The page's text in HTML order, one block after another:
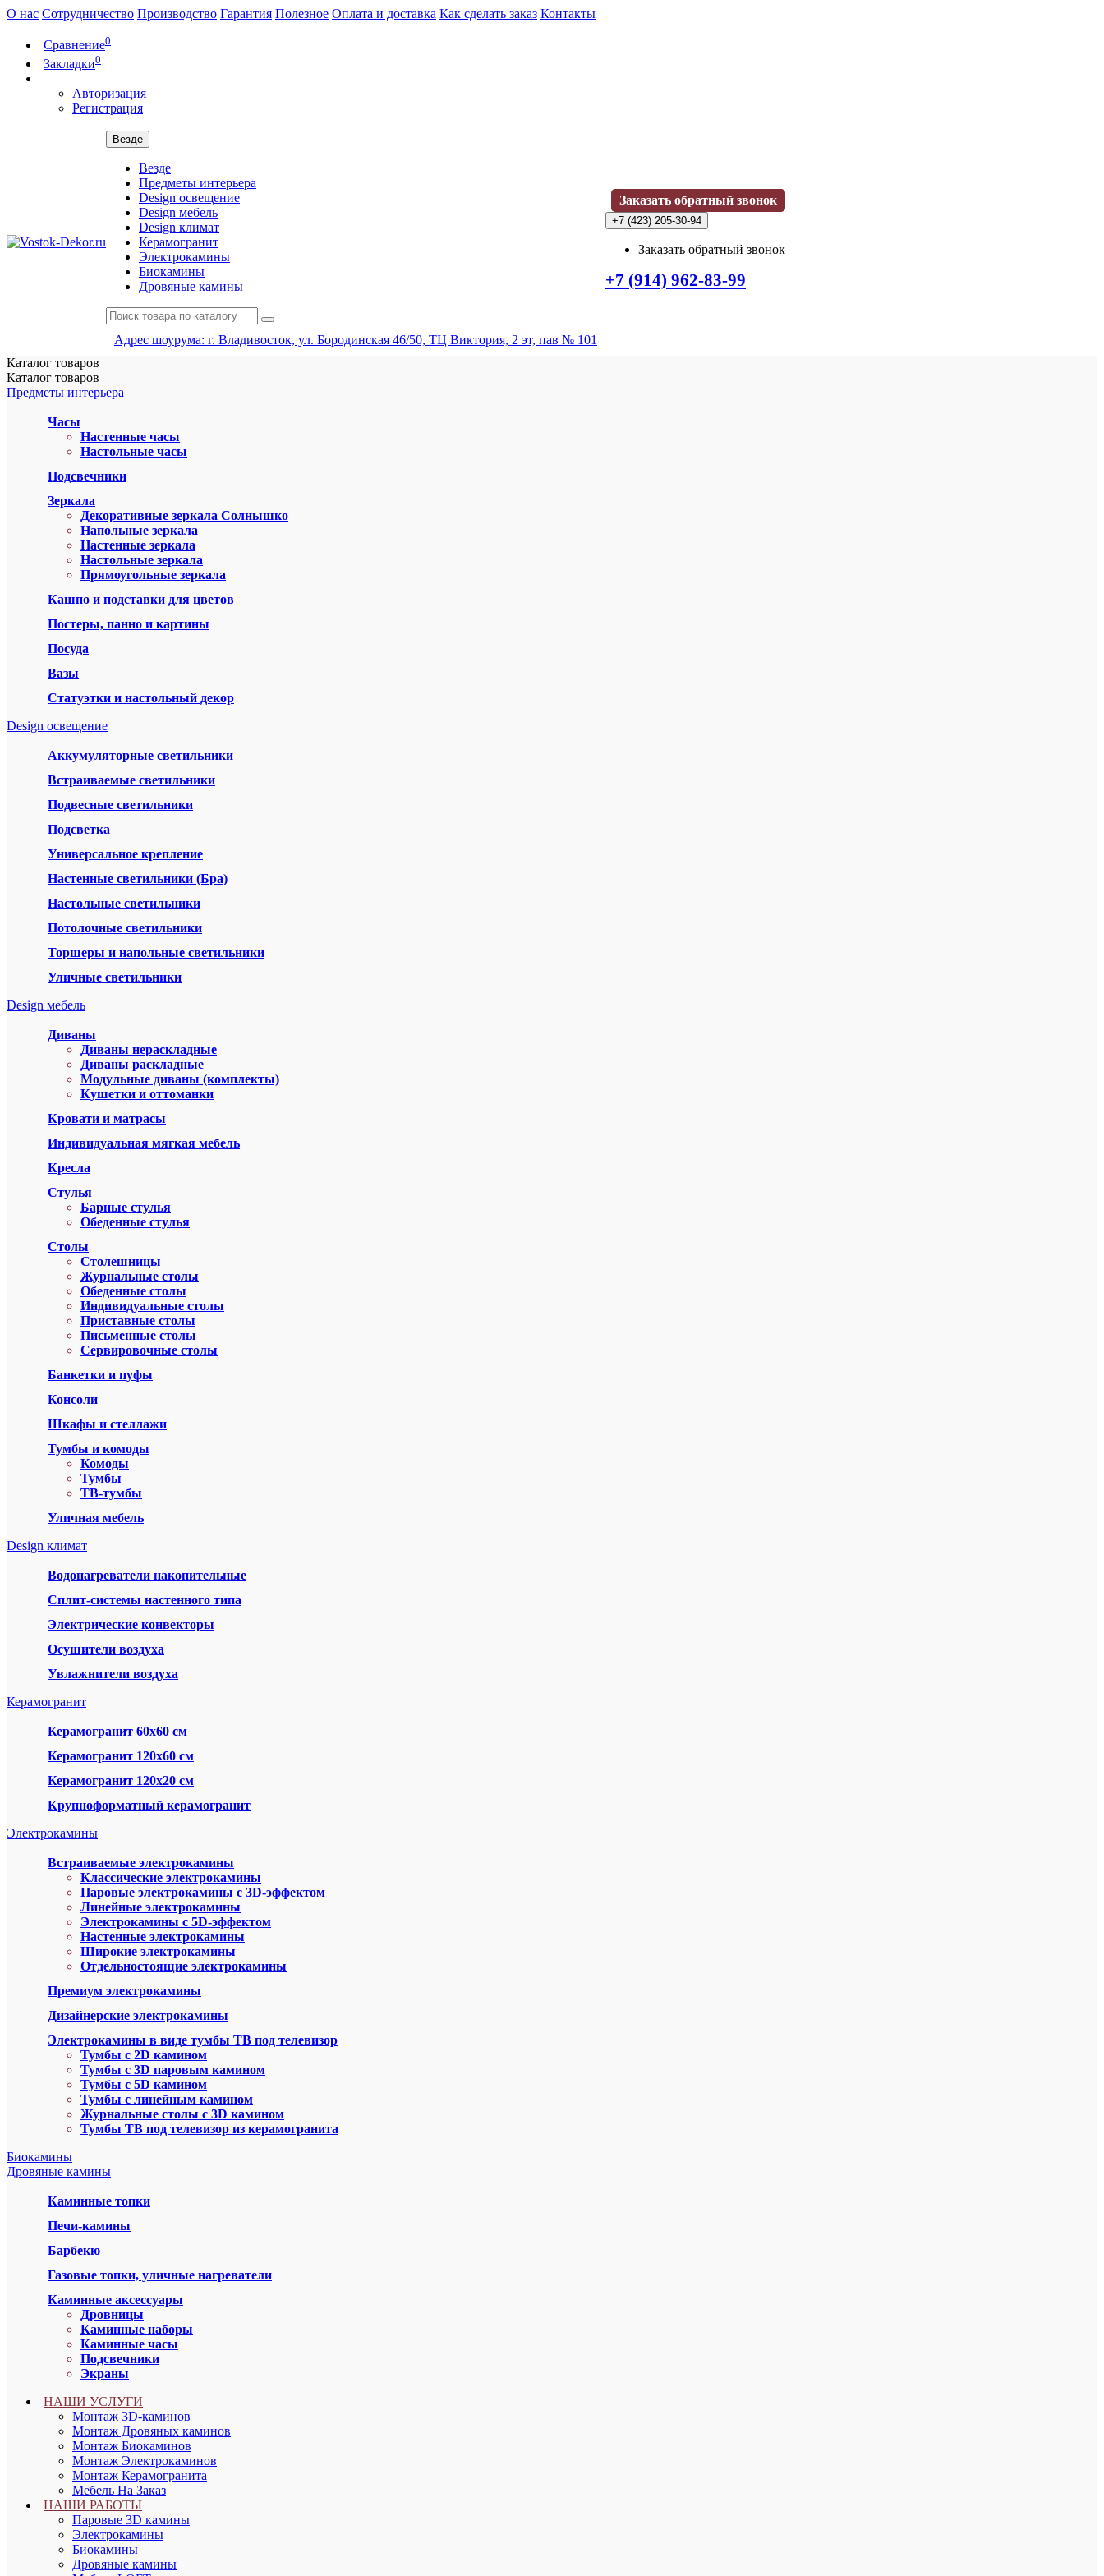
О нас Сотрудничество Производство Гарантия Полезное Оплата и доставка Как сделать заказ Контакты
Сравнение0
Закладки0
Авторизация
Регистрация
Везде
Везде
Предметы интерьера
Design освещение
Design мебель
Design климат
Керамогранит
Электрокамины
Биокамины
Дровяные камины
Адрес шоурума: г. Владивосток, ул. Бородинская 46/50, ТЦ Виктория, 2 эт, пав № 101
Заказать обратный звонок
+7 (423) 205-30-94
Заказать обратный звонок
+7 (914) 962-83-99
Каталог товаров
Каталог товаров
Предметы интерьера
Часы
Настенные часы
Настольные часы
Подсвечники
Зеркала
Декоративные зеркала Солнышко
Напольные зеркала
Настенные зеркала
Настольные зеркала
Прямоугольные зеркала
Кашпо и подставки для цветов
Постеры, панно и картины
Посуда
Вазы
Статуэтки и настольный декор
Design освещение
Аккумуляторные светильники
Встраиваемые светильники
Подвесные светильники
Подсветка
Универсальное крепление
Настенные светильники (Бра)
Настольные светильники
Потолочные светильники
Торшеры и напольные светильники
Уличные светильники
Design мебель
Диваны
Диваны нераскладные
Диваны раскладные
Модульные диваны (комплекты)
Кушетки и оттоманки
Кровати и матрасы
Индивидуальная мягкая мебель
Кресла
Стулья
Барные стулья
Обеденные стулья
Столы
Столешницы
Журнальные столы
Обеденные столы
Индивидуальные столы
Приставные столы
Письменные столы
Сервировочные столы
Банкетки и пуфы
Консоли
Шкафы и стеллажи
Тумбы и комоды
Комоды
Тумбы
ТВ-тумбы
Уличная мебель
Design климат
Водонагреватели накопительные
Сплит-системы настенного типа
Электрические конвекторы
Осушители воздуха
Увлажнители воздуха
Керамогранит
Керамогранит 60х60 см
Керамогранит 120х60 см
Керамогранит 120х20 см
Крупноформатный керамогранит
Электрокамины
Встраиваемые электрокамины
Классические электрокамины
Паровые электрокамины с 3D-эффектом
Линейные электрокамины
Электрокамины с 5D-эффектом
Настенные электрокамины
Широкие электрокамины
Отдельностоящие электрокамины
Премиум электрокамины
Дизайнерские электрокамины
Электрокамины в виде тумбы ТВ под телевизор
Тумбы с 2D камином
Тумбы с 3D паровым камином
Тумбы с 5D камином
Тумбы с линейным камином
Журнальные столы с 3D камином
Тумбы ТВ под телевизор из керамогранита
Биокамины
Дровяные камины
Каминные топки
Печи-камины
Барбекю
Газовые топки, уличные нагреватели
Каминные аксессуары
Дровницы
Каминные наборы
Каминные часы
Подсвечники
Экраны
НАШИ УСЛУГИ
Монтаж 3D-каминов
Монтаж Дровяных каминов
Монтаж Биокаминов
Монтаж Электрокаминов
Монтаж Керамогранита
Мебель На Заказ
НАШИ РАБОТЫ
Паровые 3D камины
Электрокамины
Биокамины
Дровяные камины